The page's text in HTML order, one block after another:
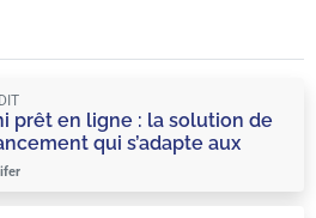
prêt en ligne : la solution de
qui s’adapte aux
du quotidien